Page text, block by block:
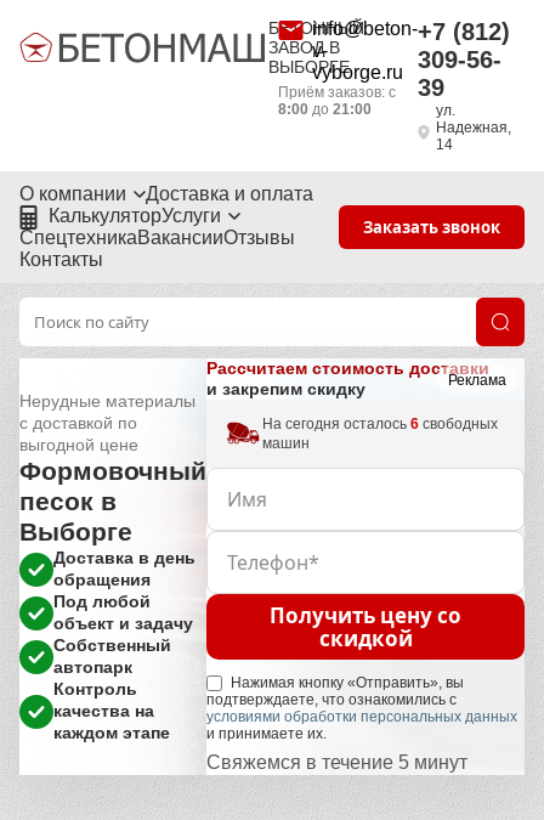
БЕТОННЫЙ
ЗАВОД В
ВЫБОРГЕ
info@beton-
v-
vyborge.ru
Приём заказов: с
8:00до 21:00
+7 (812)
309-56-
39
ул.
Надежная,
14
О компании
Доставка и оплата
КалькуляторУслуги
СпецтехникаВакансииОтзывы
Контакты
Заказать звонок
Реклама
Нерудные материалы
с доставкой по
выгодной цене
Формовочный
песок в
Выборге
Доставка в день
обращения
Под любой
объект и задачу
Собственный
автопарк
Контроль
качества на
каждом этапе
Рассчитаем стоимость доставки
и закрепим скидку
На сегодня осталось 6 свободных
машин
Получить цену со
скидкой
Нажимая кнопку «Отправить», вы
подтверждаете, что ознакомились с
условиями обработки персональных данных
и принимаете их.
Свяжемся в течение 5 минут